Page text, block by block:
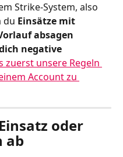
Strike-System, also
du Einsätze mit
absagen
negative
zuerst unsere Regeln
Account zu
oder
ab